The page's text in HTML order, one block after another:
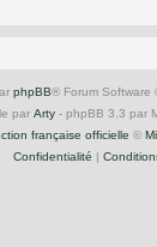
phpBB® Forum Software
par Arty - phpBB 3.3 par
française officielle ©
Confidentialité |